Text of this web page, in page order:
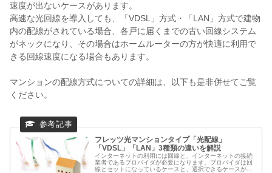
速度が出ないケースがあります。
高速な光回線を導入しても、「VDSL」方式・「LAN」方式で建物
内の配線がされている場合、各戸に届くまでの古い回線システム
がネックになり、その場合はホームルーターの方が快適に利用で
きる回線速度になる場合もあります。
マンションの配線方式についての詳細は、以下も是非併せてご覧
ください。
フレッツ光マンションタイプ「光配線」
「VDSL」「LAN」3種類の違いを解説
インターネットの利用には回線と、インターネットの接続
業者であるプロバイダが必要になります。プロバイダは回
線とセットになっているケースと、選択できるケースがあ